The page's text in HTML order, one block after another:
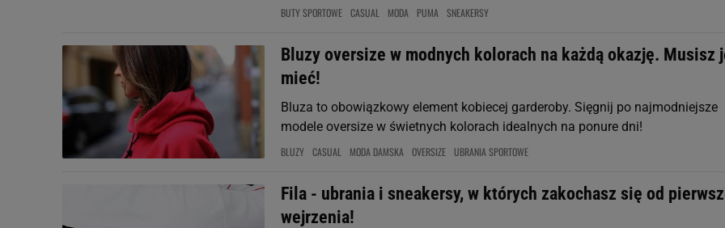
BUTY SPORTOWE CASUAL MODA PUMA SNEAKERSY
Bluzy oversize w modnych kolorach na każdą okazję. Musisz
mieć!
Bluza to obowiązkowy element kobiecej garderoby. Sięgnij po najmodniejsze
modele oversize w świetnych kolorach idealnych na ponure dni!
BLUZY CASUAL MODA DAMSKA OVERSIZE UBRANIA SPORTOWE
Fila - ubrania i sneakersy, w których zakochasz się od
wejrzenia!